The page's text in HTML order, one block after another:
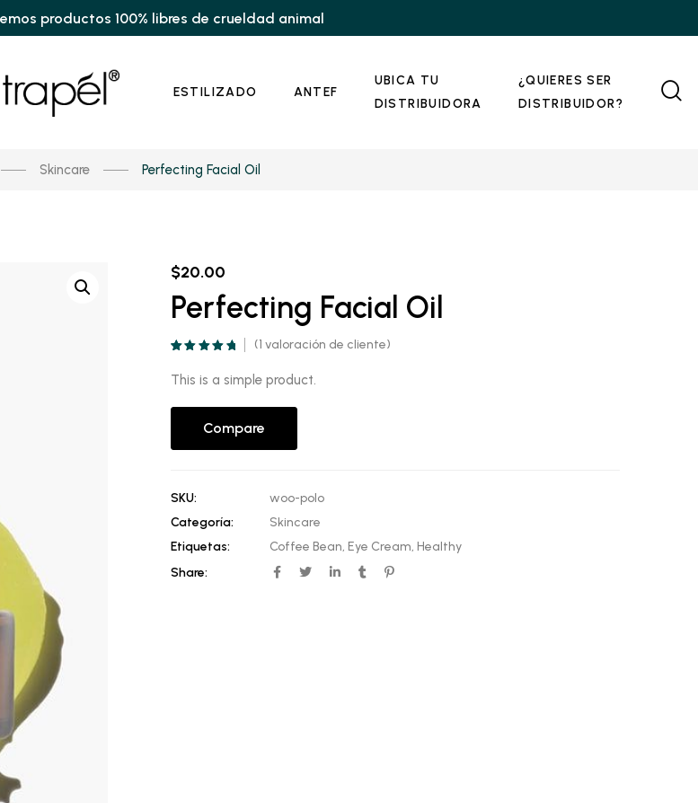
productos 100% libres de crueldad animal
ESTILIZADO ANTEF
UBICA TU
DISTRIBUIDORA
¿QUIERES SER
DISTRIBUIDOR?
Skincare Perfecting Facial Oil
$20.00
Perfecting Facial Oil
sobre 5
basado en
(1 valoración de cliente)
This is a simple product.
Compare
SKU:
woo-polo
Categoría:
Skincare
Etiquetas:
Coffee Bean, Eye Cream, Healthy
Share: